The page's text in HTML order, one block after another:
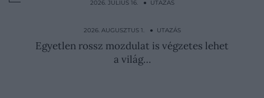
2026. JÚLIUS 16. ● UTAZÁS
lekéshetjük az átszállást…
2026. AUGUSZTUS 1. ● UTAZÁS
Egyetlen rossz mozdulat is végzetes lehet
a világ…